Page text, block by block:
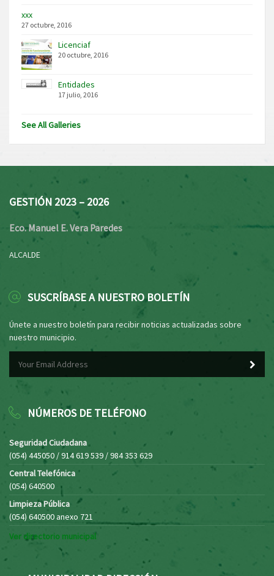
xxx
27 octubre, 2016
Licenciaf
20 octubre, 2016
Entidades
17 julio, 2016
See All Galleries
GESTIÓN 2023 – 2026
Eco. Manuel E. Vera Paredes
ALCALDE
SUSCRÍBASE A NUESTRO BOLETÍN
Únete a nuestro boletín para recibir noticias actualizadas sobre
nuestro municipio.
NÚMEROS DE TELÉFONO
Seguridad Ciudadana
(054) 445050 / 914 619 539 / 984 353 629
Central Telefónica
(054) 640500
Limpieza Pública
(054) 640500 anexo 721
Ver directorio municipal